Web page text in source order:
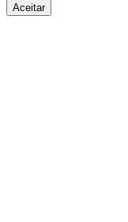
Aceitar